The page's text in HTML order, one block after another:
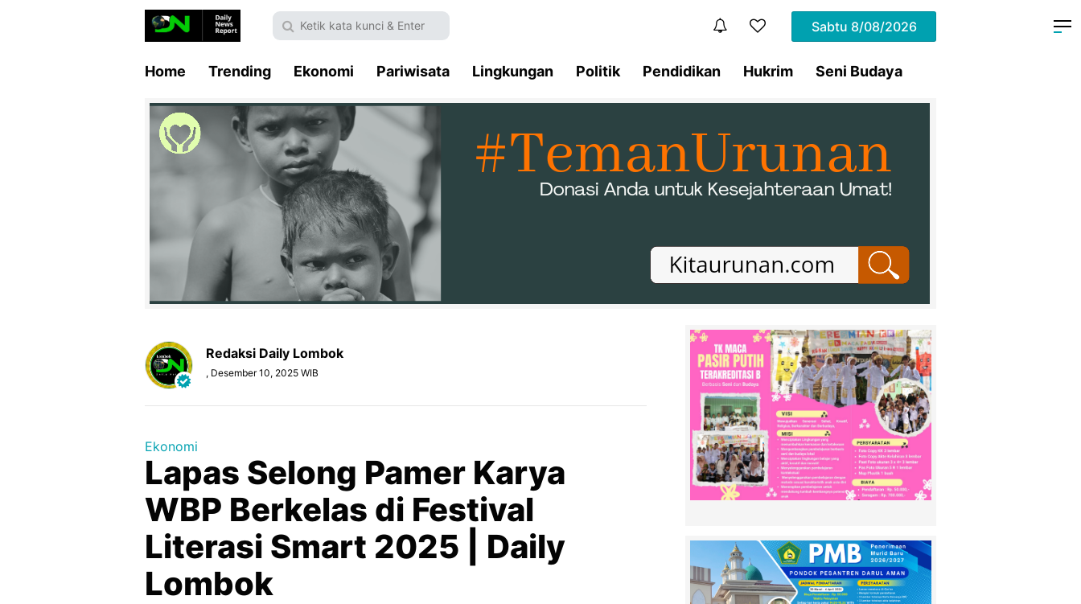
Sabtu 8/08/2026
Home Trending Ekonomi Pariwisata Lingkungan Politik Pendidikan Hukrim Seni Budaya
Redaksi Daily Lombok
, Desember 10, 2025 WIB
Ekonomi
Lapas Selong Pamer Karya
WBP Berkelas di Festival
Literasi Smart 2025 | Daily
Lombok